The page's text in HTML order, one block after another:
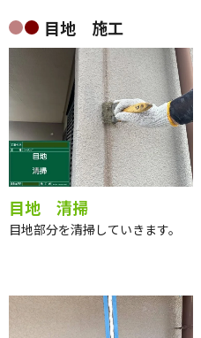
目地 施工
目地 清掃
目地部分を清掃していきます。